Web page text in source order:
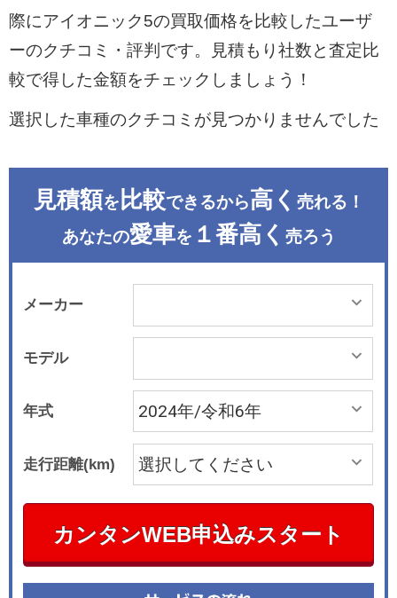
際にアイオニック5の買取価格を比較したユーザ
ーのクチコミ・評判です。見積もり社数と査定比
較で得した金額をチェックしましょう！
選択した車種のクチコミが見つかりませんでした
見積額を 比較できるから高く 売れる！
あなたの愛車を １番高く 売ろう
メーカー
モデル
年式
走行距離(km)
カンタンWEB申込みスタート